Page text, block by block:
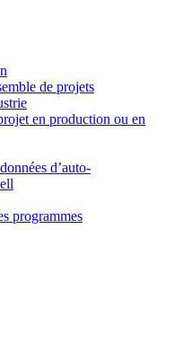
de projets
en production ou en
d’auto-
programmes